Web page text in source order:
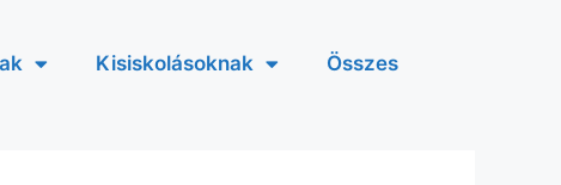
Kisiskolásoknak Összes